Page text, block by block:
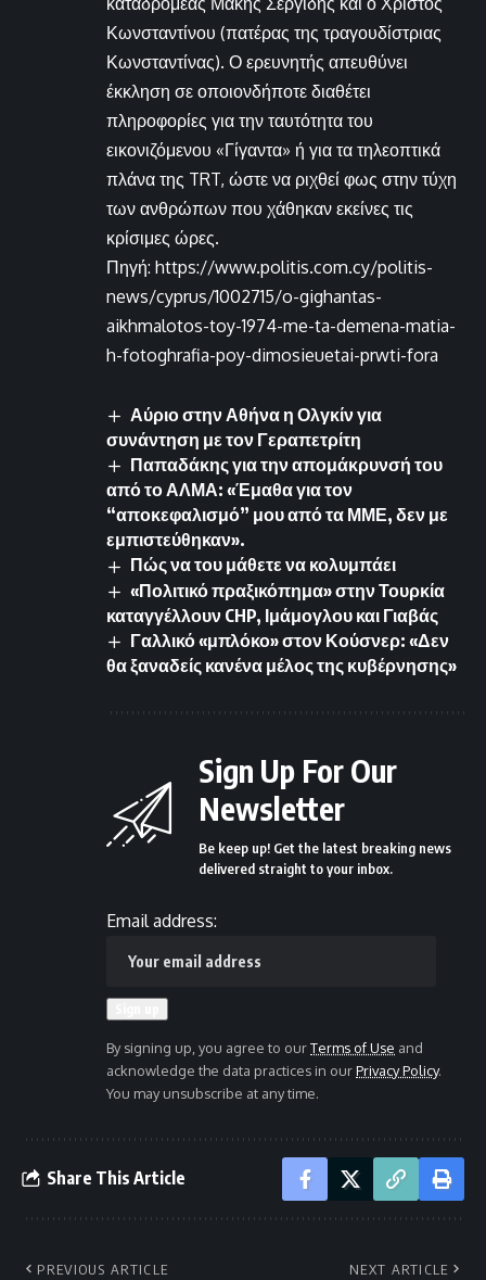
Κωνσταντίνου (πατέρας της τραγουδίστριας
Κωνσταντίνας). Ο ερευνητής απευθύνει
έκκληση σε οποιονδήποτε διαθέτει
πληροφορίες για την ταυτότητα του
εικονιζόμενου «Γίγαντα» ή για τα τηλεοπτικά
πλάνα της TRT, ώστε να ριχθεί φως στην τύχη
των ανθρώπων που χάθηκαν εκείνες τις
κρίσιμες ώρες.
Πηγή: https://www.politis.com.cy/politis-
news/cyprus/1002715/o-gighantas-
aikhmalotos-toy-1974-me-ta-demena-matia-
h-fotoghrafia-poy-dimosieuetai-prwti-fora
Αύριο στην Αθήνα η Ολγκίν για
συνάντηση με τον Γεραπετρίτη
Παπαδάκης για την απομάκρυνσή του
από το ΑΛΜΑ: «Έμαθα για τον
“αποκεφαλισμό” μου από τα ΜΜΕ, δεν με
εμπιστεύθηκαν».
Πώς να του μάθετε να κολυμπάει
«Πολιτικό πραξικόπημα» στην Τουρκία
καταγγέλλουν CHP, Ιμάμογλου και Γιαβάς
Γαλλικό «μπλόκο» στον Κούσνερ: «Δεν
θα ξαναδείς κανένα μέλος της κυβέρνησης»
Sign Up For Our
Newsletter
Be keep up! Get the latest breaking news
delivered straight to your inbox.
Email address:
By signing up, you agree to ourTerms of Use and
acknowledge the data practices in ourPrivacy Policy.
You may unsubscribe at any time.
Share This Article
PREVIOUS ARTICLE NEXT ARTICLE